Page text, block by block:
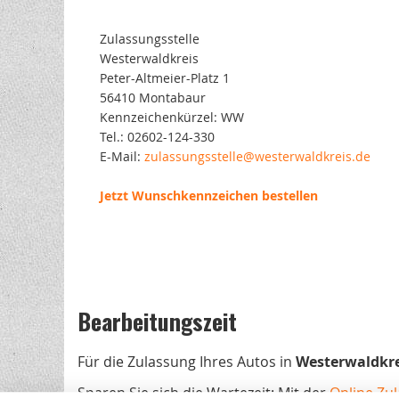
Zulassungsstelle
Westerwaldkreis
Peter-Altmeier-Platz 1
56410 Montabaur
Kennzeichenkürzel: WW
Tel.: 02602-124-330
E-Mail: zulassungsstelle@westerwaldkreis.de
Jetzt Wunschkennzeichen bestellen
Bearbeitungszeit
Für die Zulassung Ihres Autos in
Sparen Sie sich die Wartezeit: Mit der Online